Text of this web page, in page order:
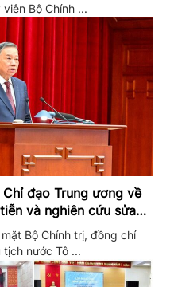
Bộ Chính ...
Chỉ đạo Trung ương về
và nghiên cứu sửa
lệ Đảng
Bộ Chính trị, đồng chí
tịch nước Tô ...